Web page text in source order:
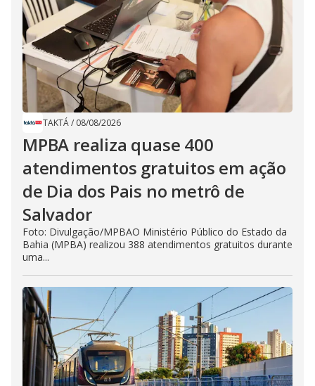
TAKTÁ/ 08/08/2026
MPBA realiza quase 400
atendimentos gratuitos em ação
de Dia dos Pais no metrô de
Salvador
Foto: Divulgação/MPBAO Ministério Público do Estado da
Bahia (MPBA) realizou 388 atendimentos gratuitos durante
uma...